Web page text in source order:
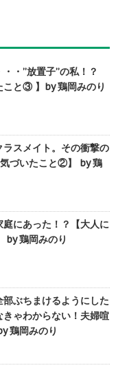
・”放置子”の私！？
こと③ 】by 鶏岡みのり
スメイト。その衝撃の
づいたこと②】 by 鶏
にあった！？【大人に
by 鶏岡みのり
ぶちまけるようにした
ゃわからない！夫婦喧
鶏岡みのり